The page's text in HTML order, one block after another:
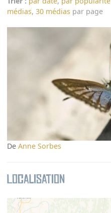
médias,30 médias par page
DeAnne Sorbes
Localisation